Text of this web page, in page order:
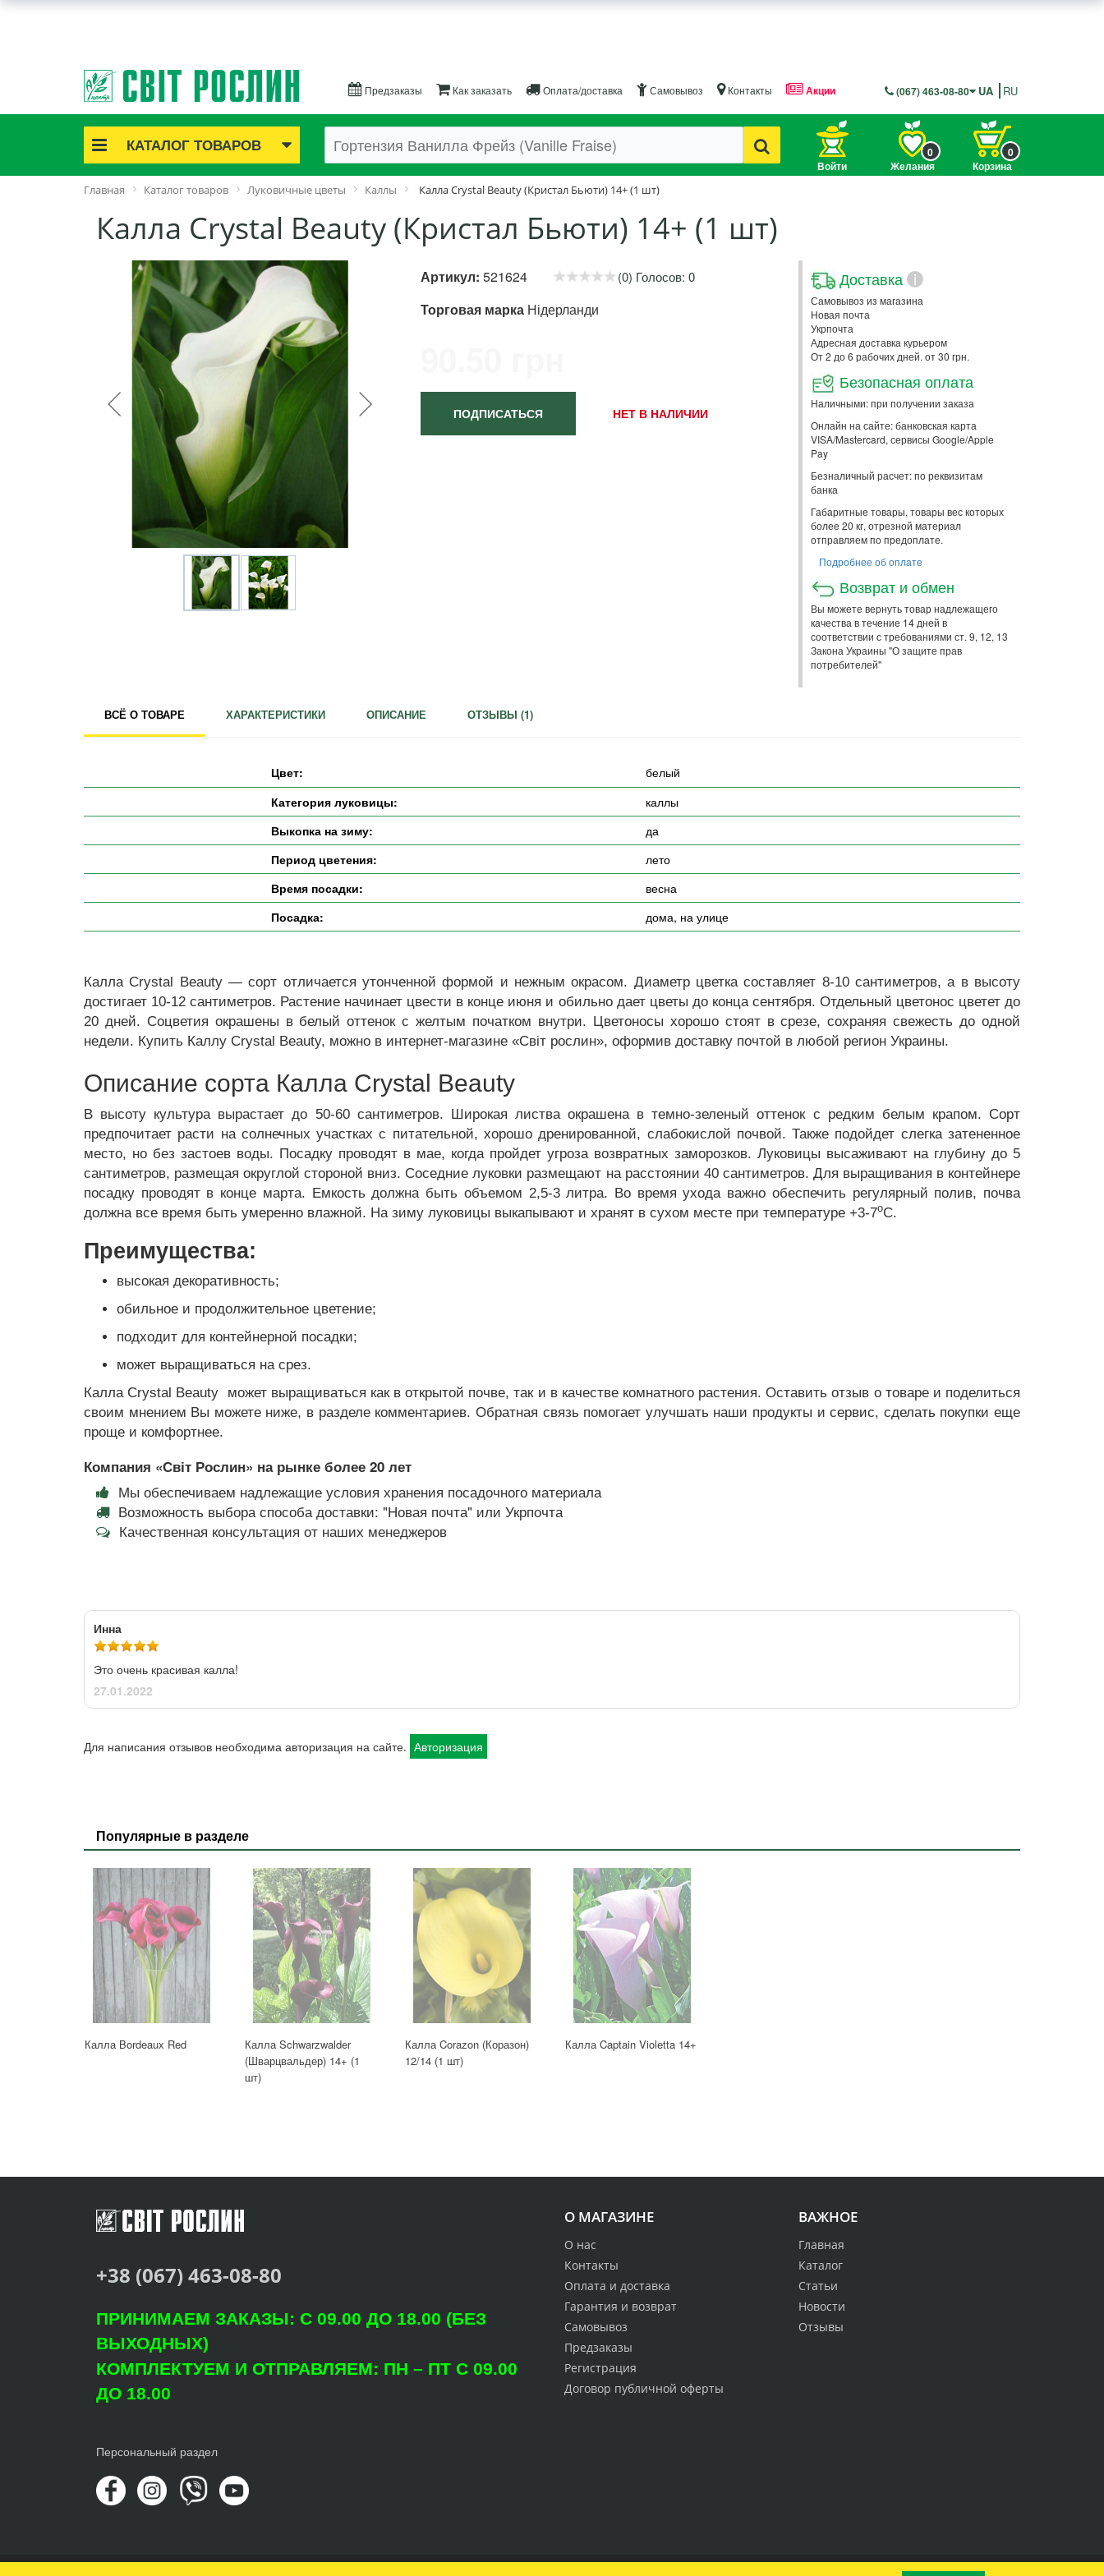
Предзаказы Как заказать Оплата/доставка Самовывоз Контакты Акции (067) 463-08-80 UA RU
КАТАЛОГ ТОВАРОВ
Акционные товары
Саженцы роз
Саженцы плодово-ягодные
Лук и чеснок
Семенной картофель
Семена и рассада
Саженцы декоративные
Средства защиты растений
Удобрения
Для комнатных растений
Для ландшафтного дизайна
Для полива
Инструменты и инвентарь
Пчеловодство
Садовые фигуры
Мицелий грибов
Теплицы и укрывной материал
Войти Желания
0
Корзина
0
Главная Каталог товаров Луковичные цветы Каллы Калла Crystal Beauty (Кристал Бьюти) 14+ (1 шт)
Калла Crystal Beauty (Кристал Бьюти) 14+ (1 шт)
Артикул: 521624 (0) Голосов: 0
Торговая марка Нідерланди
ПОДПИСАТЬСЯ НЕТ В НАЛИЧИИ
Доставка i
Самовывоз из магазина
Новая почта
Укрпочта
Адресная доставка курьером
От 2 до 6 рабочих дней. от 30 грн.
Безопасная оплата
Наличными: при получении заказа
Онлайн на сайте: банковская карта
VISA/Mastercard, сервисы Google/Apple
Pay
Безналичный расчет: по реквизитам
банка
Габаритные товары, товары вес которых
более 20 кг, отрезной материал
отправляем по предоплате.
Подробнее об оплате
Возврат и обмен
Вы можете вернуть товар надлежащего
качества в течение 14 дней в
соответствии с требованиями ст. 9, 12, 13
Закона Украины "О защите прав
потребителей"
ВСЁ О ТОВАРЕ ХАРАКТЕРИСТИКИ ОПИСАНИЕ ОТЗЫВЫ (1)
Цвет:
белый
Категория луковицы:
каллы
Выкопка на зиму:
да
Период цветения:
лето
Время посадки:
весна
Посадка:
дома, на улице
Калла Crystal Beauty — сорт отличается утонченной формой и нежным окрасом. Диаметр цветка составляет 8-10 сантиметров, а в высоту
достигает 10-12 сантиметров. Растение начинает цвести в конце июня и обильно дает цветы до конца сентября. Отдельный цветонос цветет до
20 дней. Соцветия окрашены в белый оттенок с желтым початком внутри. Цветоносы хорошо стоят в срезе, сохраняя свежесть до одной
недели. Купить Каллу Crystal Beauty, можно в интернет-магазине «Світ рослин», оформив доставку почтой в любой регион Украины.
Описание сорта Калла Crystal Beauty
В высоту культура вырастает до 50-60 сантиметров. Широкая листва окрашена в темно-зеленый оттенок с редким белым крапом. Сорт
предпочитает расти на солнечных участках с питательной, хорошо дренированной, слабокислой почвой. Также подойдет слегка затененное
место, но без застоев воды. Посадку проводят в мае, когда пройдет угроза возвратных заморозков. Луковицы высаживают на глубину до 5
сантиметров, размещая округлой стороной вниз. Соседние луковки размещают на расстоянии 40 сантиметров. Для выращивания в контейнере
посадку проводят в конце марта. Емкость должна быть объемом 2,5-3 литра. Во время ухода важно обеспечить регулярный полив, почва
должна все время быть умеренно влажной. На зиму луковицы выкапывают и хранят в сухом месте при температуре +3-7оС.
Преимущества:
высокая декоративность;
обильное и продолжительное цветение;
подходит для контейнерной посадки;
может выращиваться на срез.
Калла Crystal Beauty может выращиваться как в открытой почве, так и в качестве комнатного растения. Оставить отзыв о товаре и поделиться
своим мнением Вы можете ниже, в разделе комментариев. Обратная связь помогает улучшать наши продукты и сервис, сделать покупки еще
проще и комфортнее.
Компания «Світ Рослин» на рынке более 20 лет
Мы обеспечиваем надлежащие условия хранения посадочного материала
Возможность выбора способа доставки: "Новая почта" или Укрпочта
Качественная консультация от наших менеджеров
Инна
Это очень красивая калла!
27.01.2022
Для написания отзывов необходима авторизация на сайте. Авторизация
Популярные в разделе
Калла Bordeaux Red
Калла Schwarzwalder
(Шварцвальдер) 14+ (1
шт)
Калла Corazon (Коразон)
12/14 (1 шт)
Калла Captain Violetta 14+
О МАГАЗИНЕ
О нас
Контакты
Оплата и доставка
Гарантия и возврат
Самовывоз
Предзаказы
Регистрация
Договор публичной оферты
ВАЖНОЕ
Главная
Каталог
Статьи
Новости
Отзывы
+38 (067) 463-08-80
ПРИНИМАЕМ ЗАКАЗЫ: С 09.00 ДО 18.00 (БЕЗ
ВЫХОДНЫХ)
КОМПЛЕКТУЕМ И ОТПРАВЛЯЕМ: ПН – ПТ С 09.00
ДО 18.00
Персональный раздел